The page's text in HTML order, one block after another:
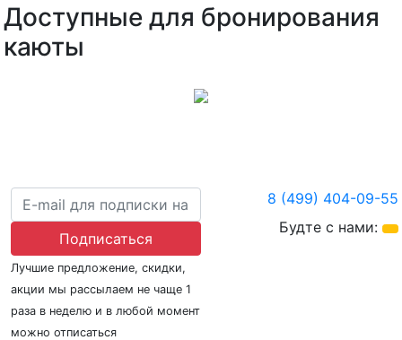
Доступные для бронирования
каюты
Подписаться
Лучшие предложение, скидки,
акции мы рассылаем не чаще 1
раза в неделю и в любой момент
можно отписаться
8 (499) 404-09-55
Будте с нами: